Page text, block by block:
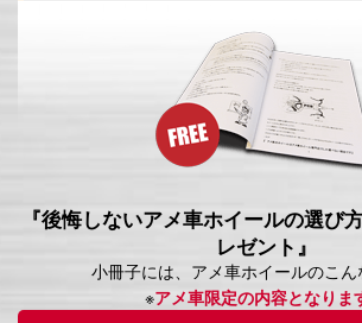
『後悔しないアメ車ホイールの選び
レゼント』
小冊子には、アメ車ホイールのこん
※アメ車限定の内容となりま